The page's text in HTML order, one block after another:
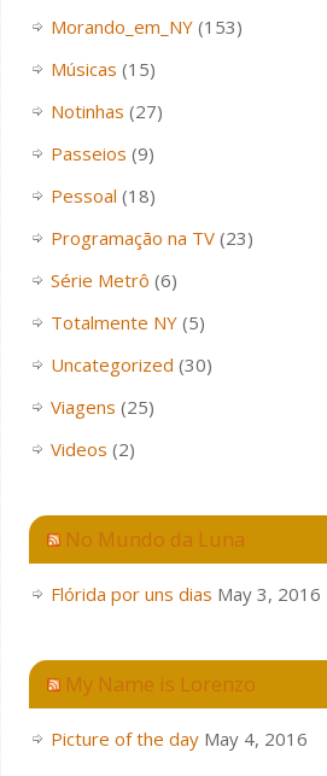
Morando_em_NY(153)
Músicas (15)
Notinhas (27)
Passeios (9)
Pessoal (18)
Programação na TV(23)
Série Metrô (6)
Totalmente NY(5)
Uncategorized (30)
Viagens (25)
Videos (2)
No Mundo da Luna
Flórida por uns dias May 3, 2016
My Name is Lorenzo
Picture of the day May 4, 2016